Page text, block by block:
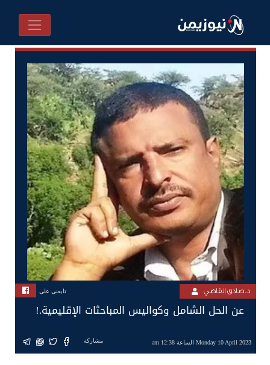
د. صادق القاضي تابعنى على
عن الحل الشامل وكواليس المباحثات الإقليمية.!
Monday 10 April 2023 الساعة 12:38 am مشاركة